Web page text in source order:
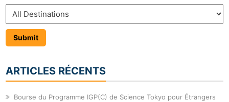
ARTICLES RÉCENTS
Bourse du Programme IGP(C) de Science Tokyo pour Étrangers